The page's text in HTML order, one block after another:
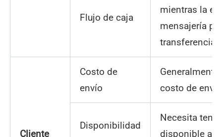
Flujo de caja
mientras la
mensajería
transferencia.
Cliente
Costo de
envío
costo de
Disponibilidad
Necesita
disponible al